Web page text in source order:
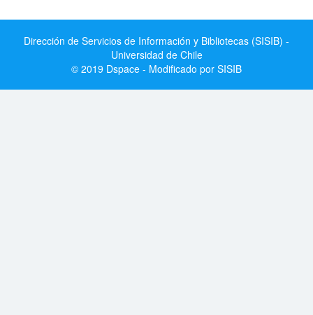
Dirección de Servicios de Información y Bibliotecas (SISIB) -
Universidad de Chile
© 2019 Dspace - Modificado por SISIB